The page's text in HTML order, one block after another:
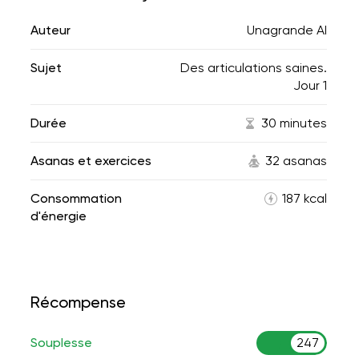
Auteur Unagrande AI
Sujet
Des articulations saines.
Jour 1
Durée 30 minutes
Asanas et exercices 32 asanas
Consommation
d'énergie
187 kcal
Récompense
Souplesse 247